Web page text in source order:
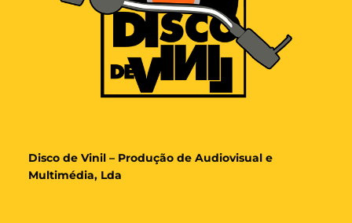
Disco de Vinil – Produção de Audiovisual e
Multimédia, Lda